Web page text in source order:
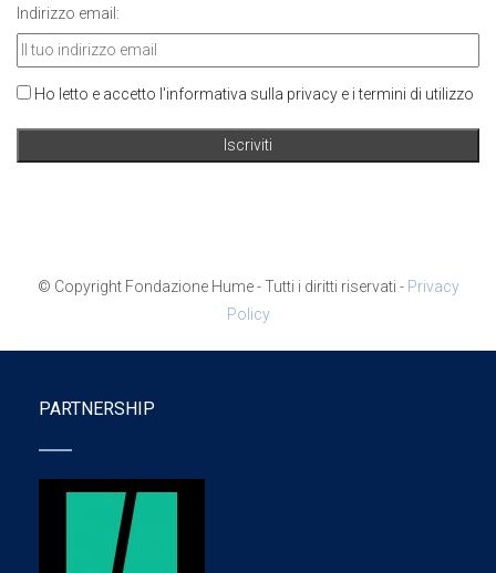
Indirizzo email:
Ho letto e accetto l'informativa sulla privacy e i termini di utilizzo
© Copyright Fondazione Hume - Tutti i diritti riservati - Privacy
Policy
PARTNERSHIP